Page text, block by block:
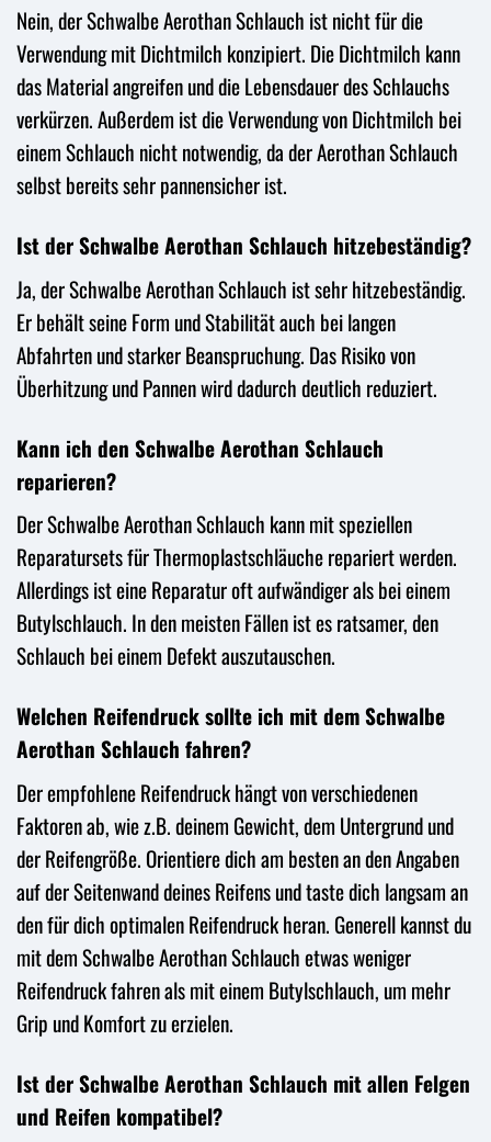
Nein, der Schwalbe Aerothan Schlauch ist nicht für die
Verwendung mit Dichtmilch konzipiert. Die Dichtmilch kann
das Material angreifen und die Lebensdauer des Schlauchs
verkürzen. Außerdem ist die Verwendung von Dichtmilch bei
einem Schlauch nicht notwendig, da der Aerothan Schlauch
selbst bereits sehr pannensicher ist.
Ist der Schwalbe Aerothan Schlauch hitzebeständig?
Ja, der Schwalbe Aerothan Schlauch ist sehr hitzebeständig.
Er behält seine Form und Stabilität auch bei langen
Abfahrten und starker Beanspruchung. Das Risiko von
Überhitzung und Pannen wird dadurch deutlich reduziert.
Kann ich den Schwalbe Aerothan Schlauch
reparieren?
Der Schwalbe Aerothan Schlauch kann mit speziellen
Reparatursets für Thermoplastschläuche repariert werden.
Allerdings ist eine Reparatur oft aufwändiger als bei einem
Butylschlauch. In den meisten Fällen ist es ratsamer, den
Schlauch bei einem Defekt auszutauschen.
Welchen Reifendruck sollte ich mit dem Schwalbe
Aerothan Schlauch fahren?
Der empfohlene Reifendruck hängt von verschiedenen
Faktoren ab, wie z.B. deinem Gewicht, dem Untergrund und
der Reifengröße. Orientiere dich am besten an den Angaben
auf der Seitenwand deines Reifens und taste dich langsam an
den für dich optimalen Reifendruck heran. Generell kannst du
mit dem Schwalbe Aerothan Schlauch etwas weniger
Reifendruck fahren als mit einem Butylschlauch, um mehr
Grip und Komfort zu erzielen.
Ist der Schwalbe Aerothan Schlauch mit allen Felgen
und Reifen kompatibel?